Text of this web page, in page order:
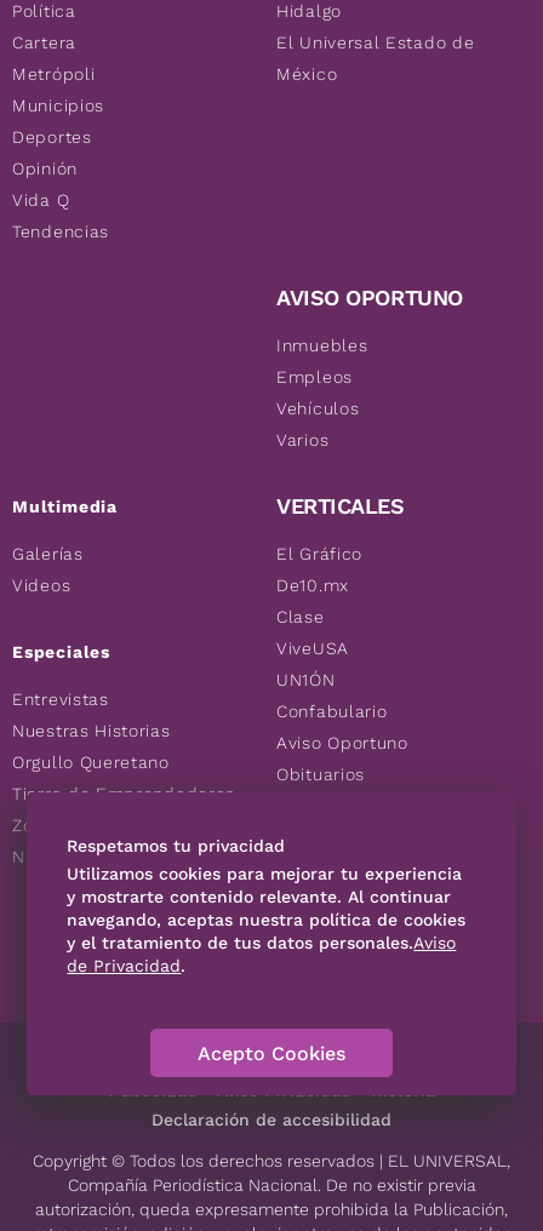
Política
Cartera
Metrópoli
Municipios
Deportes
Opinión
Vida Q
Tendencias
Multimedia
Galerías
Videos
Especiales
Entrevistas
Nuestras Historias
Orgullo Queretano
Tierra de Emprendedores
Zoociales
Nuevos Queretanos
Hidalgo
El Universal Estado de
México
AVISO OPORTUNO
Inmuebles
Empleos
Vehículos
Varios
VERTICALES
El Gráfico
De10.mx
Clase
ViveUSA
UN1ÓN
Confabulario
Aviso Oportuno
Obituarios
Consultas
SÍGUENOS
Contáctanos Código de Ética
Declaración de accesibilidad
Copyright © Todos los derechos reservados | EL UNIVERSAL,
Compañía Periodística Nacional. De no existir previa
autorización, queda expresamente prohibida la Publicación,
Respetamos tu privacidad
Utilizamos cookies para mejorar tu experiencia
y mostrarte contenido relevante. Al continuar
navegando, aceptas nuestra política de cookies
y el tratamiento de tus datos personales.Aviso
de Privacidad.
Acepto Cookies